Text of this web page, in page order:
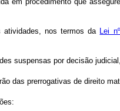
atividades, nos termos da Lei
suspensas por decisão
das prerrogativas de direito